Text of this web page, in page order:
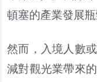
頓塞的產業發展
然而 ， 入境人數
減對觀光業帶來